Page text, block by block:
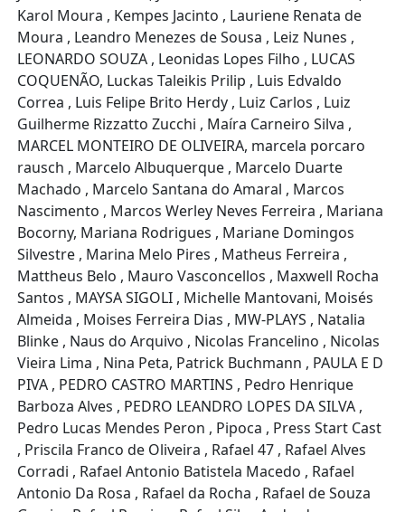
Karol Moura , Kempes Jacinto , Lauriene Renata de
Moura , Leandro Menezes de Sousa , Leiz Nunes ,
LEONARDO SOUZA , Leonidas Lopes Filho , LUCAS
COQUENÃO, Luckas Taleikis Prilip , Luis Edvaldo
Correa , Luis Felipe Brito Herdy , Luiz Carlos , Luiz
Guilherme Rizzatto Zucchi , Maíra Carneiro Silva ,
MARCEL MONTEIRO DE OLIVEIRA, marcela porcaro
rausch , Marcelo Albuquerque , Marcelo Duarte
Machado , Marcelo Santana do Amaral , Marcos
Nascimento , Marcos Werley Neves Ferreira , Mariana
Bocorny, Mariana Rodrigues , Mariane Domingos
Silvestre , Marina Melo Pires , Matheus Ferreira ,
Mattheus Belo , Mauro Vasconcellos , Maxwell Rocha
Santos , MAYSA SIGOLI , Michelle Mantovani, Moisés
Almeida , Moises Ferreira Dias , MW-PLAYS , Natalia
Blinke , Naus do Arquivo , Nicolas Francelino , Nicolas
Vieira Lima , Nina Peta, Patrick Buchmann , PAULA E D
PIVA , PEDRO CASTRO MARTINS , Pedro Henrique
Barboza Alves , PEDRO LEANDRO LOPES DA SILVA ,
Pedro Lucas Mendes Peron , Pipoca , Press Start Cast
, Priscila Franco de Oliveira , Rafael 47 , Rafael Alves
Corradi , Rafael Antonio Batistela Macedo , Rafael
Antonio Da Rosa , Rafael da Rocha , Rafael de Souza